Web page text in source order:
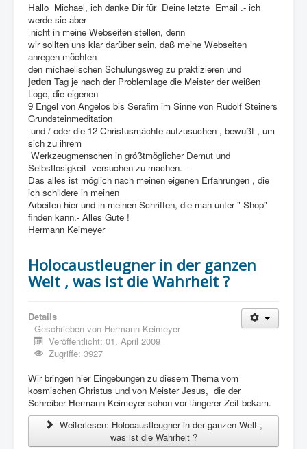
Hallo Michael, ich danke Dir für Deine letzte Email .- ich
werde sie aber
nicht in meine Webseiten stellen, denn
wir sollten uns klar darüber sein, daß meine Webseiten
anregen möchten
den michaelischen Schulungsweg zu praktizieren und
jeden Tag je nach der Problemlage die Meister der weißen
Loge, die eigenen
9 Engel von Angelos bis Serafim im Sinne von Rudolf Steiners
Grundsteinmeditation
und / oder die 12 Christusmächte aufzusuchen , bewußt , um
sich zu ihrem
Werkzeugmenschen in größtmöglicher Demut und
Selbstlosigkeit versuchen zu machen. -
Das alles ist möglich nach meinen eigenen Erfahrungen , die
ich schildere in meinen
Arbeiten hier und in meinen Schriften, die man unter " Shop"
finden kann.- Alles Gute !
Hermann Keimeyer
Holocaustleugner in der ganzen
Welt , was ist die Wahrheit ?
Details
Geschrieben von Hermann Keimeyer
Veröffentlicht: 01. April 2009
Zugriffe: 3927
Wir bringen hier Eingebungen zu diesem Thema vom
kosmischen Christus und von Meister Jesus, die der
Schreiber Hermann Keimeyer schon vor längerer Zeit bekam.-
Weiterlesen: Holocaustleugner in der ganzen Welt ,
was ist die Wahrheit ?